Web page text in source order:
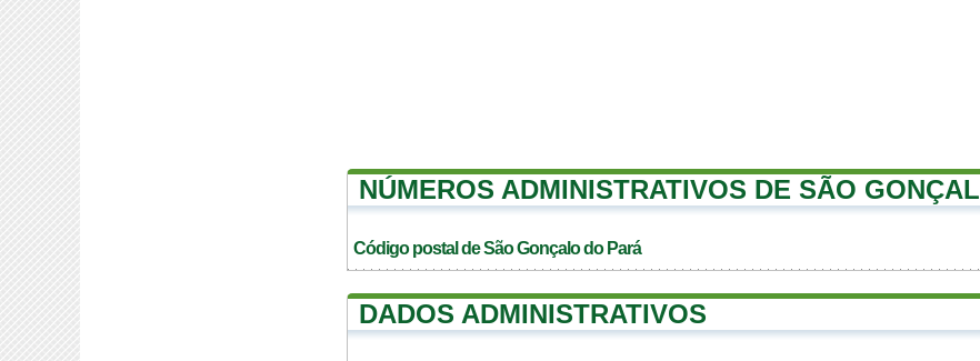
NÚMEROS ADMINISTRATIVOS DE SÃO
Código postal de São Gonçalo do Pará
DADOS ADMINISTRATIVOS